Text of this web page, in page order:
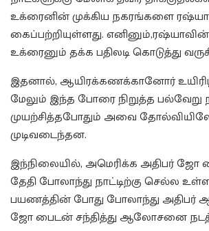
உக்ரைனின் முக்கிய நகரங்களை ரஷ்யா
கைப்பற்றியுள்ளது. எனினும்,ரஷ்யாவின்
உக்ரைனும் தக்க பதிலடி கொடுத்து
இதனால், ஆயிரக்கணக்கானோர்
மேலும் இந்த போரை நிறுத்த பல்வேறு
முயற்சித்தபோதும் அவை
முடிவடைந்தன.
இந்நிலையில், அமெரிக்க அதிபர் ஜோ
தேதி போலாந்து நாட்டிற்கு செல்ல
பயணத்தின் போது போலாந்து அதிபர்
ஜோ பைடன் சந்தித்து ஆலோசனை